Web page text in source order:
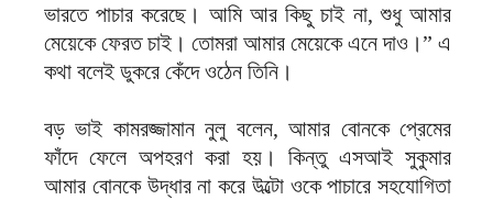
ভারতে পাচার করেছে। আমি আর কিছু চাই না, শুধু আমার
মেয়েকে ফেরত চাই। তোমরা আমার মেয়েকে এনে দাও।” এ
কথা বলেই ডুকরে কেঁদে ওঠেন তিনি।
বড় ভাই কামরজ্জামান নুলু বলেন, আমার বোনকে প্রেমের
ফাঁদে ফেলে অপহরণ করা হয়। কিন্তু এসআই সুকুমার
আমার বোনকে উদ্ধার না করে উল্টো ওকে পাচারে সহযোগিতা